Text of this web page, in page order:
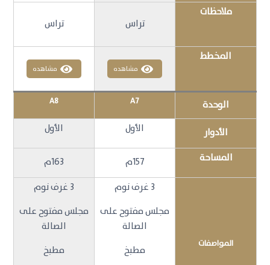
ملاحظات
تراس
تراس
المخطط
مشاهده مشاهده
الوحدة A7
A8
الأدوار الأول الأول
المساحة 157م 163م
المواصفات
3 غرف نوم
مجلس مفتوح على
الصالة
مطبخ
3 غرف نوم
مجلس مفتوح على
الصالة
مطبخ